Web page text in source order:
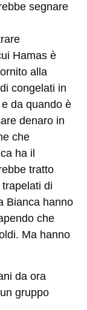
segnare
Hamas è
alla
congelati in
da quando è
denaro in
che
ha il
tratto
di
Bianca hanno
che
Ma hanno
da ora
gruppo